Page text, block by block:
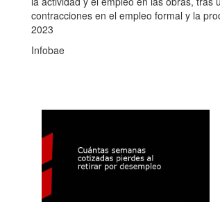
contracciones en el empleo formal y la
2023
Infobae